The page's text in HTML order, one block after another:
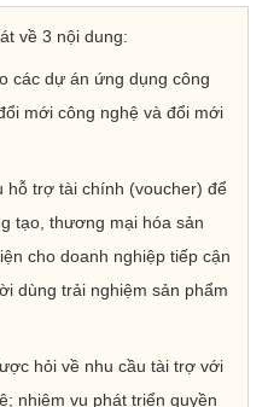
Thị Hải Hằng
Khoa học và Công nghệ.
Học và Công Nghệ
khi phát hành lại thông tin từ
về 3 nội dung:
các dự án ứng dụng công
mới công nghệ và đổi mới
hỗ trợ tài chính (voucher) để
tạo, thương mại hóa sản
cho doanh nghiệp tiếp cận
dùng trải nghiệm sản phẩm
hỏi về nhu cầu tài trợ với
nhiệm vụ phát triển quyền